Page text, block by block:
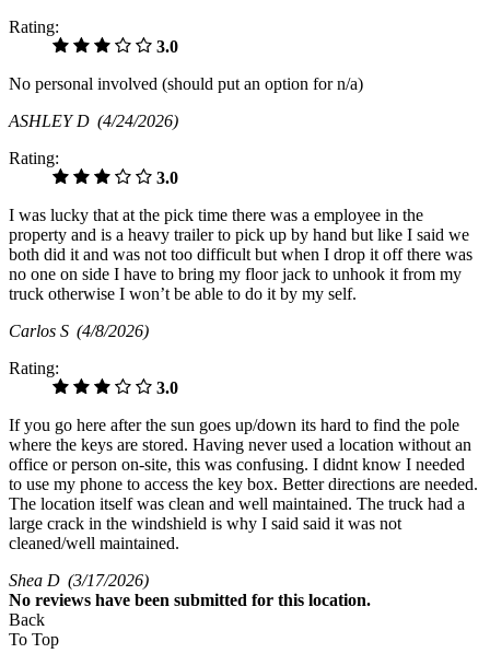
Rating:
3.0
No personal involved (should put an option for n/a)
ASHLEY D (4/24/2026)
Rating:
3.0
I was lucky that at the pick time there was a employee in the
property and is a heavy trailer to pick up by hand but like I said we
both did it and was not too difficult but when I drop it off there was
no one on side I have to bring my floor jack to unhook it from my
truck otherwise I won’t be able to do it by my self.
Carlos S (4/8/2026)
Rating:
3.0
If you go here after the sun goes up/down its hard to find the pole
where the keys are stored. Having never used a location without an
office or person on-site, this was confusing. I didnt know I needed
to use my phone to access the key box. Better directions are needed.
The location itself was clean and well maintained. The truck had a
large crack in the windshield is why I said said it was not
cleaned/well maintained.
Shea D (3/17/2026)
No reviews have been submitted for this location.
Back
To Top